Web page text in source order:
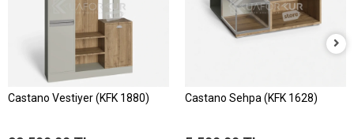
Castano Vestiyer (KFK 1880) Castano Sehpa (KFK 1628)